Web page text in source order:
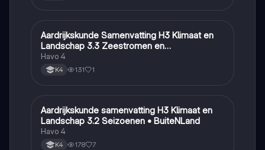
Aardrijkskunde
Aardrijkskunde Samenvatting H3 Klimaat en
Landschap 3.3 Zeestromen en
Klimaatgebieden • BuiteNLand
Havo 4
K4 131 1
Aardrijkskunde
Aardrijkskunde samenvatting H3 Klimaat en
Landschap 3.2 Seizoenen • BuiteNLand
Havo 4
K4 178 7